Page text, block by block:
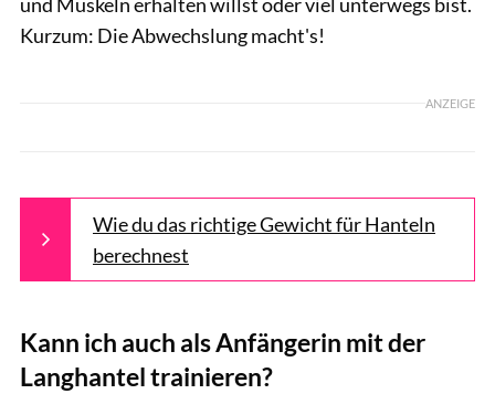
Kurzum: Die Abwechslung macht's!
ANZEIGE
Wie du das richtige Gewicht für Hanteln
berechnest
Kann ich auch als Anfängerin mit der
Langhantel trainieren?